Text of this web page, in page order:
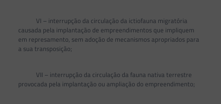
VI – interrupção da circulação da ictiofauna migratória
causada pela implantação de empreendimentos que impliquem
em represamento, sem adoção de mecanismos apropriados para
a sua transposição;
VII – interrupção da circulação da fauna nativa terrestre
provocada pela implantação ou ampliação do empreendimento;